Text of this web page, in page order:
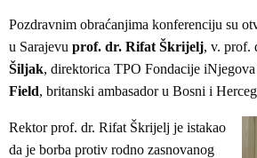
Pozdravnim obraćanjima konferenciju su
u Sarajevu prof. dr. Rifat Škrijelj, v. prof.
Šiljak, direktorica TPO Fondacije iNjegova
Field, britanski ambasador u Bosni i
Rektor prof. dr. Rifat Škrijelj je istakao
da je borba protiv rodno zasnovanog